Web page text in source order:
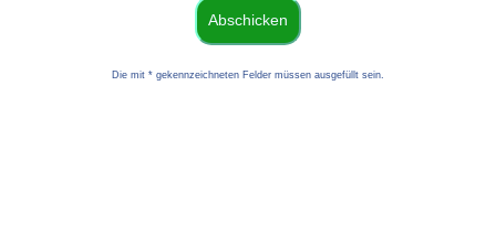
Die mit * gekennzeichneten Felder müssen ausgefüllt sein.